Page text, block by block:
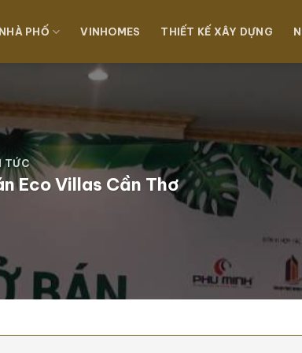
PHỐ VINHOMES THIẾT KẾ XÂY DỰNG
TỨC
Eco Villas Cần Thơ